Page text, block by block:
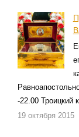
-22.00 Троицкий
19 октября 2015